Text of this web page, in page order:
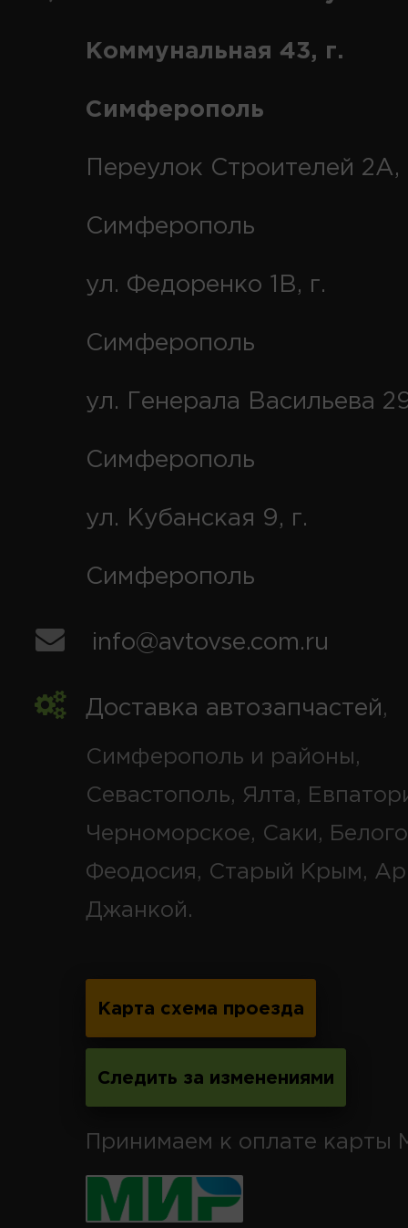
Коммунальная 43, г.
Симферополь
Переулок Строителей 2А,
Симферополь
ул. Федоренко 1В, г.
Симферополь
ул. Генерала Васильева
Симферополь
ул. Кубанская 9, г.
Симферополь
info@avtovse.com.ru
Доставка автозапчастей,
Симферополь и районы,
Севастополь, Ялта,
Черноморское, Саки,
Феодосия, Старый Крым,
Джанкой.
Карта схема проезда
Следить за изменениями
Принимаем к оплате карты